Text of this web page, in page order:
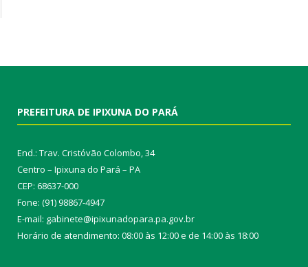
PREFEITURA DE IPIXUNA DO PARÁ
End.: Trav. Cristóvão Colombo, 34
Centro – Ipixuna do Pará – PA
CEP: 68637-000
Fone: (91) 98867-4947
E-mail: gabinete@ipixunadopara.pa.gov.br
Horário de atendimento: 08:00 às 12:00 e de 14:00 às 18:00